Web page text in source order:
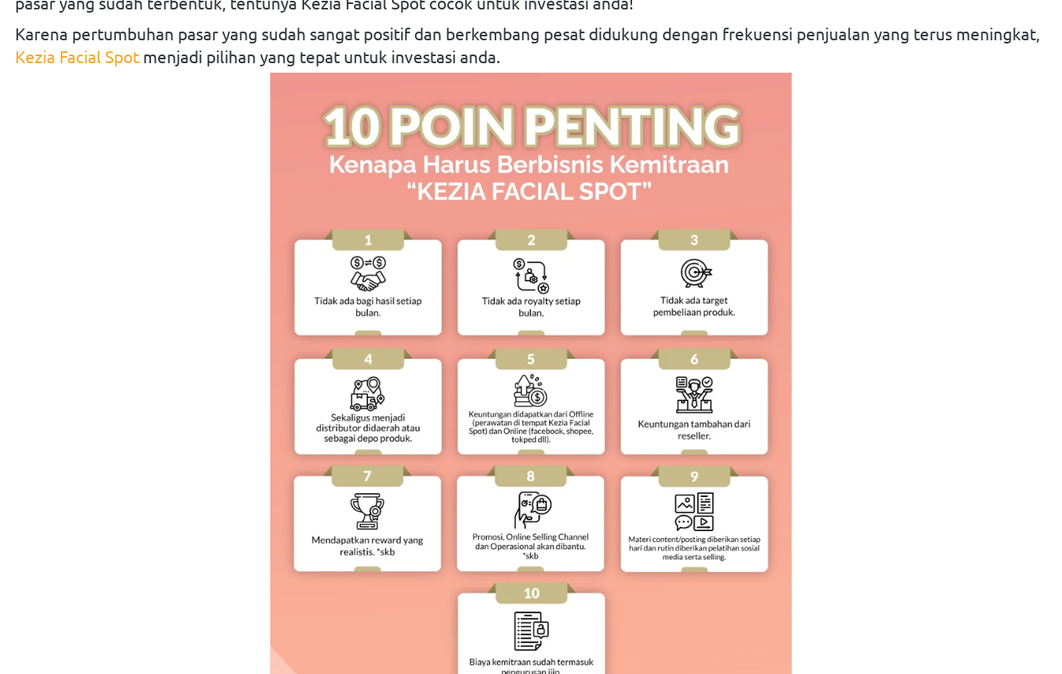
Karena pertumbuhan pasar yang sudah sangat positif dan berkembang pesat didukung dengan frekuensi penjualan yang terus meningkat,
Kezia Facial Spot menjadi pilihan yang tepat untuk investasi anda.